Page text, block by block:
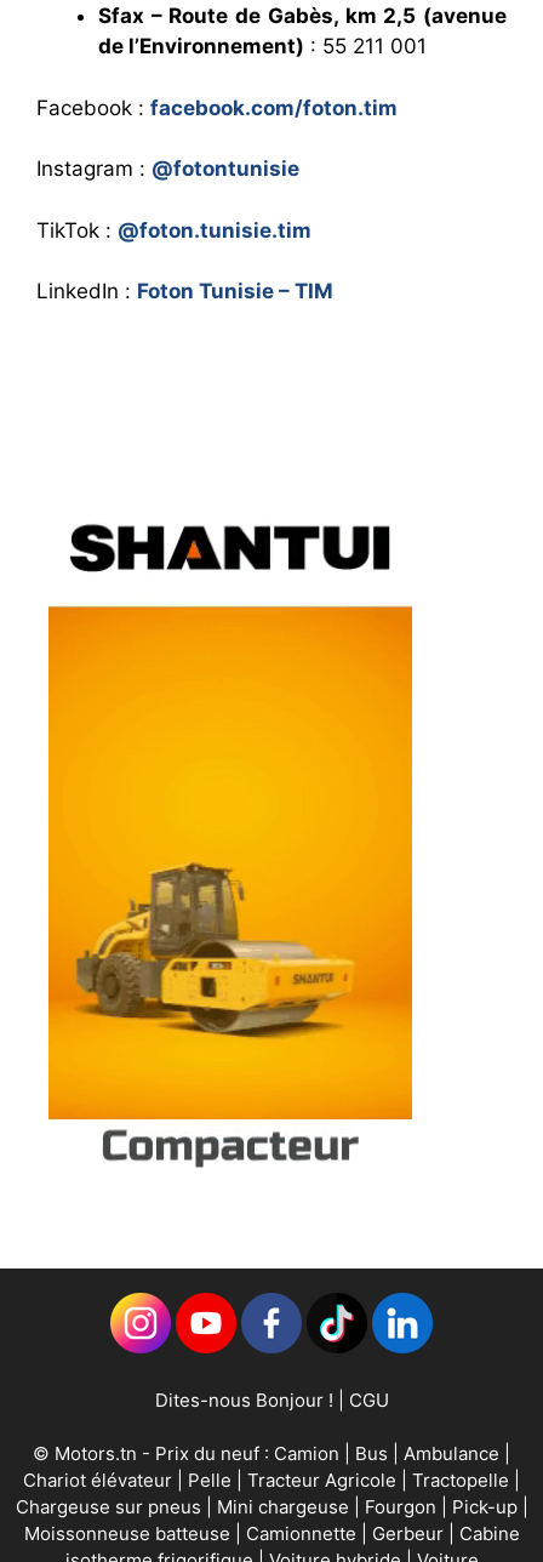
Sfax – Route de Gabès, km 2,5 (avenue
de l’Environnement) : 55 211 001
Facebook : facebook.com/foton.tim
Instagram : @fotontunisie
TikTok : @foton.tunisie.tim
LinkedIn : Foton Tunisie – TIM
Dites-nous Bonjour ! CGU
© Motors.tn - Prix du neuf : Camion Bus Ambulance
Chariot élévateur
Pelle Tracteur Agricole Tractopelle
Chargeuse sur pneus
Mini chargeuse Fourgon Pick-up
Moissonneuse batteuse
Camionnette Gerbeur
Cabine